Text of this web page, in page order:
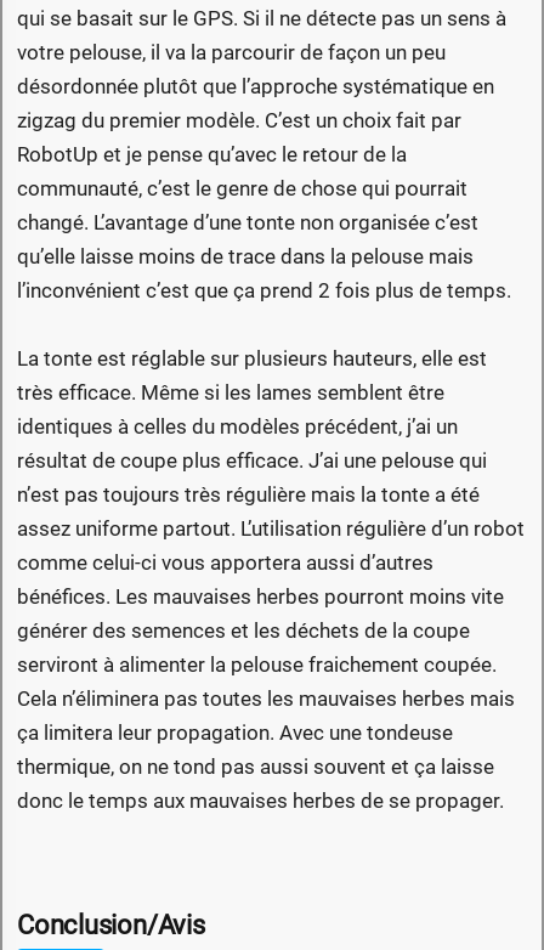
qui se basait sur le GPS. Si il ne détecte pas un sens à
votre pelouse, il va la parcourir de façon un peu
désordonnée plutôt que l’approche systématique en
zigzag du premier modèle. C’est un choix fait par
RobotUp et je pense qu’avec le retour de la
communauté, c’est le genre de chose qui pourrait
changé. L’avantage d’une tonte non organisée c’est
qu’elle laisse moins de trace dans la pelouse mais
l’inconvénient c’est que ça prend 2 fois plus de temps.
La tonte est réglable sur plusieurs hauteurs, elle est
très efficace. Même si les lames semblent être
identiques à celles du modèles précédent, j’ai un
résultat de coupe plus efficace. J’ai une pelouse qui
n’est pas toujours très régulière mais la tonte a été
assez uniforme partout. L’utilisation régulière d’un robot
comme celui-ci vous apportera aussi d’autres
bénéfices. Les mauvaises herbes pourront moins vite
générer des semences et les déchets de la coupe
serviront à alimenter la pelouse fraichement coupée.
Cela n’éliminera pas toutes les mauvaises herbes mais
ça limitera leur propagation. Avec une tondeuse
thermique, on ne tond pas aussi souvent et ça laisse
donc le temps aux mauvaises herbes de se propager.
Conclusion/Avis